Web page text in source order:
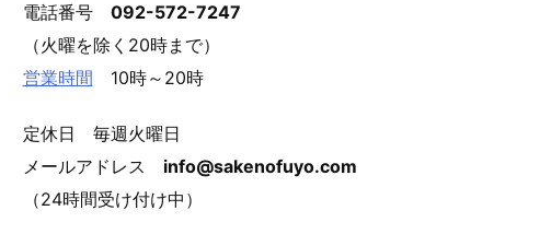
電話番号 092-572-7247
（火曜を除く20時まで）
営業時間 10時～20時
定休日 毎週火曜日
メールアドレス info@sakenofuyo.com
（24時間受け付け中）